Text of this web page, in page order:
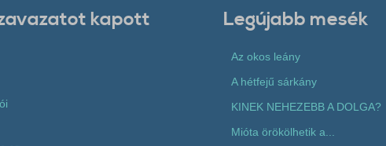
kapott
Legújabb mesék
Az okos leány
A hétfejű sárkány
KINEK NEHEZEBB A DOLGA?
Mióta örökölhetik a...